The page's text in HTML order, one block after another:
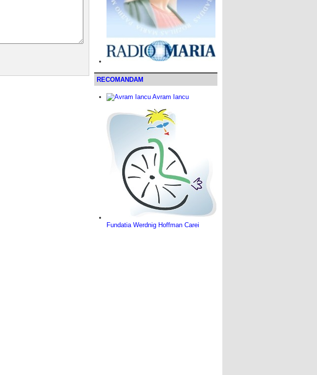
RECOMANDAM
Avram Iancu
Fundatia Werdnig Hoffman Carei